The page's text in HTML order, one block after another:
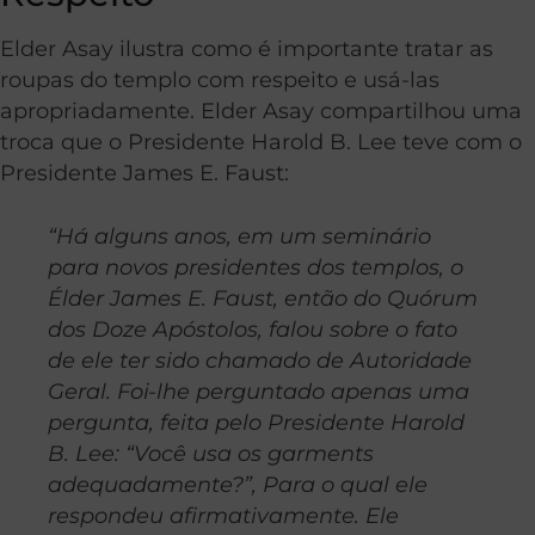
Elder Asay ilustra como é importante tratar as
roupas do templo com respeito e usá-las
apropriadamente. Elder Asay compartilhou uma
troca que o Presidente Harold B. Lee teve com o
Presidente James E. Faust:
“Há alguns anos, em um seminário
para novos presidentes dos templos, o
Élder James E. Faust, então do Quórum
dos Doze Apóstolos, falou sobre o fato
de ele ter sido chamado de Autoridade
Geral. Foi-lhe perguntado apenas uma
pergunta, feita pelo Presidente Harold
B. Lee: “Você usa os garments
adequadamente?”, Para o qual ele
respondeu afirmativamente. Ele